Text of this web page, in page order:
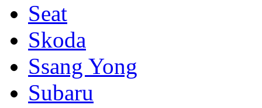
Seat
Skoda
Ssang Yong
Subaru